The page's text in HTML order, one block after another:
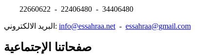
22660622 - 22406480 - 34406480
البريد الالكتروني: info@essahraa.net - essahraa@gmail.com
صفحاتنا الإجتماعية